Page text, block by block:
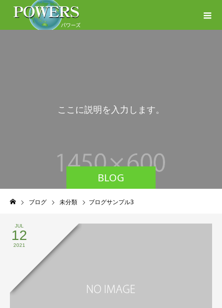
BLOG
こ こ に説明を 入 力 し ます。
ブログ 未分類 ブログサンプル3
JUL
12
2021